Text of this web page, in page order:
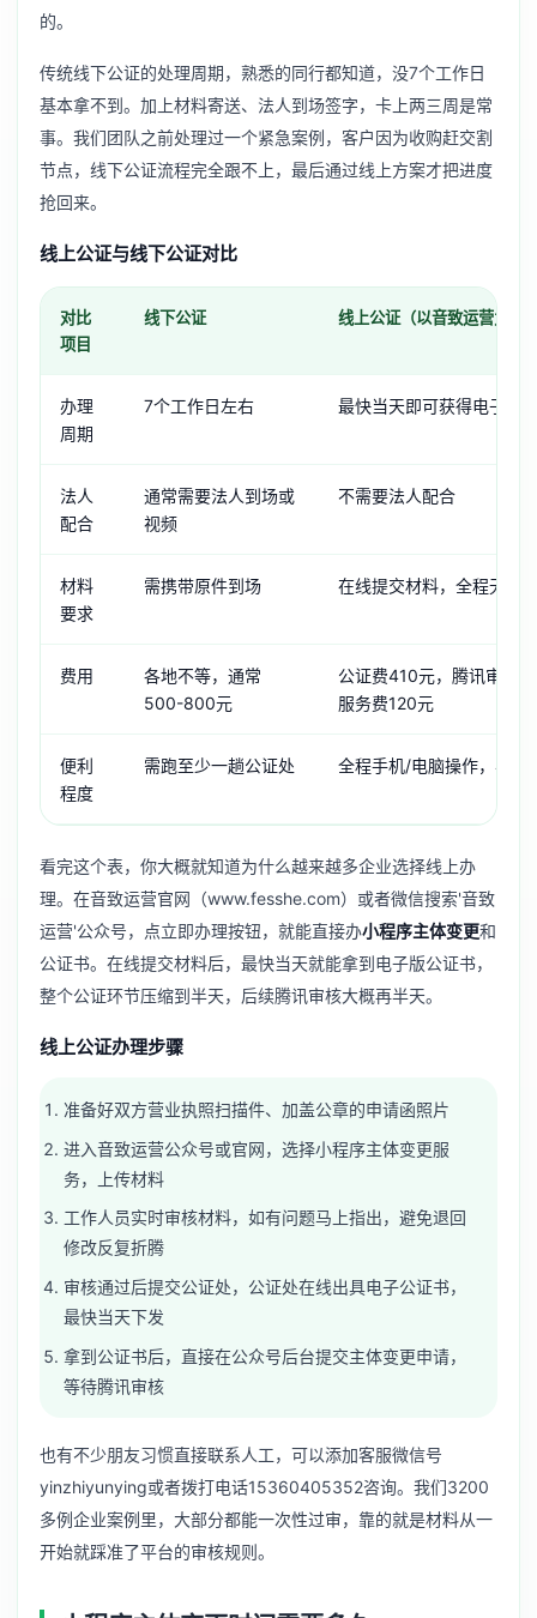
的。
传统线下公证的处理周期，熟悉的同行都知道，没7个工作日
基本拿不到。加上材料寄送、法人到场签字，卡上两三周是常
事。我们团队之前处理过一个紧急案例，客户因为收购赶交割
节点，线下公证流程完全跟不上，最后通过线上方案才把进度
抢回来。
线上公证与线下公证对比
对比
项目
线下公证 线上公证（以音致运营为例
办理
周期
7个工作日左右 最快当天即可获得电子版
法人
配合
通常需要法人到场或
视频
不需要法人配合
材料
要求
需携带原件到场 在线提交材料，全程无需
费用
各地不等，通常
500-800元
公证费410元，腾讯审核
服务费120元
便利
程度
需跑至少一趟公证处 全程手机/电脑操作，半天
看完这个表，你大概就知道为什么越来越多企业选择线上办
理。在音致运营官网（www.fesshe.com）或者微信搜索'音致
运营'公众号，点立即办理按钮，就能直接办小程序主体变更和
公证书。在线提交材料后，最快当天就能拿到电子版公证书，
整个公证环节压缩到半天，后续腾讯审核大概再半天。
线上公证办理步骤
准备好双方营业执照扫描件、加盖公章的申请函照片
进入音致运营公众号或官网，选择小程序主体变更服
务，上传材料
工作人员实时审核材料，如有问题马上指出，避免退回
修改反复折腾
审核通过后提交公证处，公证处在线出具电子公证书，
最快当天下发
拿到公证书后，直接在公众号后台提交主体变更申请，
等待腾讯审核
也有不少朋友习惯直接联系人工，可以添加客服微信号
yinzhiyunying或者拨打电话15360405352咨询。我们3200
多例企业案例里，大部分都能一次性过审，靠的就是材料从一
开始就踩准了平台的审核规则。